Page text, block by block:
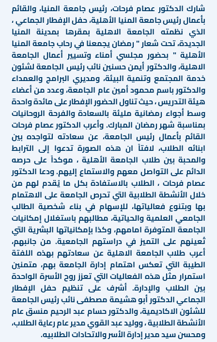
شارك الدكتور عصام فرحات، رئيس جامعة المنيا، والقائم
بأعمال رئيس جامعة المنيا الأهلية، حفل الإفطار الجماعي ،
الذي نظمته الجامعة الاهلية بمقرها بمدينة المنيا
الجديدة، تحت شعار " رمضان يجمعنا في رحاب جامعة المنيا
الأهلية " بحضور مجلسي أمناء وتسيير أعمال الجامعة
الاهلية، والدكتور أيمن حسنين نائب رئيس الجامعة لشئون
خدمة المجتمع وتنمية البيئة، ومديري البرامج والعمداء
والدكتور باسم محمود أمين عام الجامعة، وعدد من أعضاء
هيئة التدريس ، حيث تناول الحضور الإفطار على مائدة واحدة
وسط أجواء رمضانية مليئة بالسعادة والفرحة الروحانيات
بمناسبة شهر رمضان المبارك. وأعرب الدكتور عصام فرحات
القائم بأعمال رئيس الجامعة، عن سعادته لتواجده بين
ابنائه الطلاب، لافتاً ان هذه الصورة تدعوا إلى الترابط
والمحبة بين طلاب الجامعة الأهلية ، موكداً على حرصه
الدائم على التواصل معهم والاستماع إليهم. ودعا الدكتور
عصام فرحات ، الطلاب بالاستفادة بكل ما يُقدم لهم من
خلال الأنشطة الطلابية التي تحرص الجامعة على الاهتمام
بها وبتنوع فعالياتها، للإسهام في بناء شخصية الطالب
الجامعي العلمية والحياتية، مطالبهم باستغلال إمكانيات
الجامعة المتوفرة امامهم، وكذا بإمكانياتها البشرية التي
تُعينهم على التميز في دراستهم الجامعية. من جانبهم،
أعرب طلاب الجامعة الاهلية عن سعادتهم بهذه اللفتة
الطيبة التي تعكس اهتمام إدارة الجامعة بهم، متمنين
استمرار مثل هذه الفعاليات التي تعزز روح الأسرة الواحدة
بين الطلاب والإدارة. أشرف على تنظيم حفل الإفطار
الجماعي الدكتور أبو هشيمة مصطفى نائب رئيس الجامعة
للشئون الاكاديمية، والدكتور حسام عبد الرحيم منسق عام
الأنشطة الطلابية ، ووليد عبد القوي مدير عام رعاية الطلاب،
ومحسن سيد مدير إدارة الأسر والاتحادات الطلابيه.